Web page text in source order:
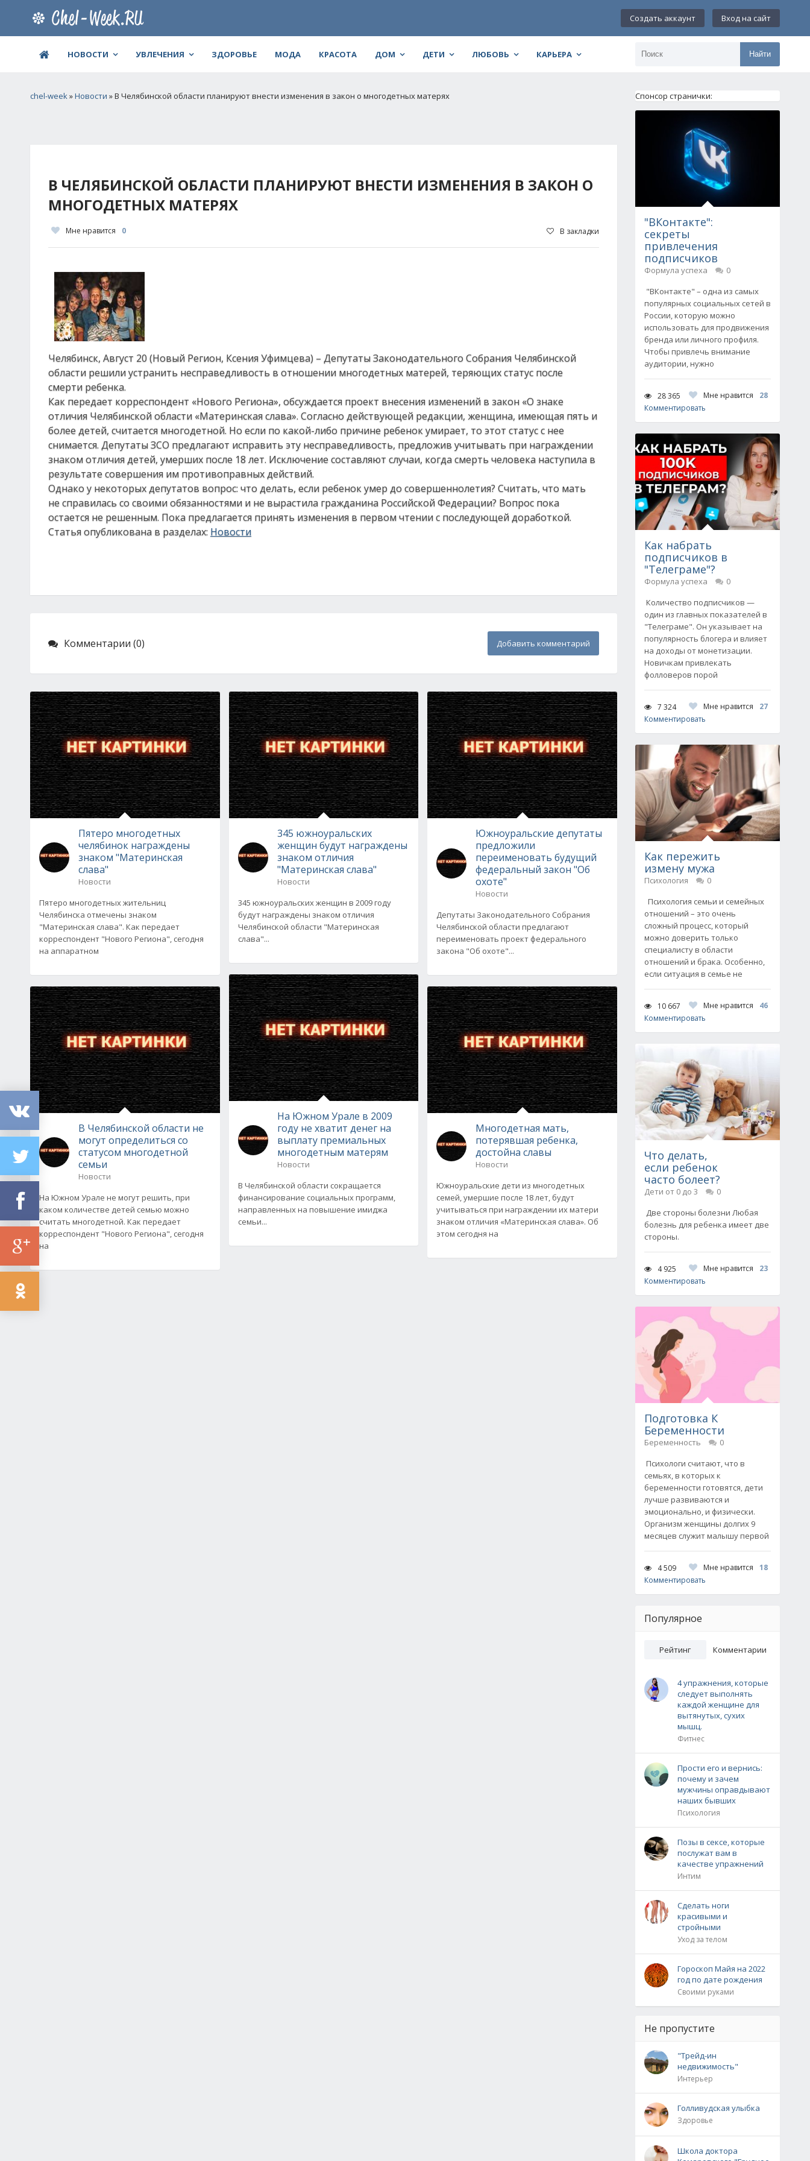
Создать аккаунт Вход на сайт
НОВОСТИ УВЛЕЧЕНИЯ ЗДОРОВЬЕ МОДА КРАСОТА ДОМ ДЕТИ ЛЮБОВЬ КАРЬЕРА Найти
chel-week»Новости » В Челябинской области планируют внести изменения в закон о многодетных матерях
В ЧЕЛЯБИНСКОЙ ОБЛАСТИ ПЛАНИРУЮТ ВНЕСТИ ИЗМЕНЕНИЯ В ЗАКОН О
МНОГОДЕТНЫХ МАТЕРЯХ
Мне нравится 0 В закладки
Челябинск, Август 20 (Новый Регион, Ксения Уфимцева) – Депутаты Законодательного Собрания Челябинской
области решили устранить несправедливость в отношении многодетных матерей, теряющих статус после
смерти ребенка.
Как передает корреспондент «Нового Региона», обсуждается проект внесения изменений в закон «О знаке
отличия Челябинской области «Материнская слава». Согласно действующей редакции, женщина, имеющая пять и
более детей, считается многодетной. Но если по какой-либо причине ребенок умирает, то этот статус с нее
снимается. Депутаты ЗСО предлагают исправить эту несправедливость, предложив учитывать при награждении
знаком отличия детей, умерших после 18 лет. Исключение составляют случаи, когда смерть человека наступила в
результате совершения им противоправных действий.
Однако у некоторых депутатов вопрос: что делать, если ребенок умер до совершеннолетия? Считать, что мать
не справилась со своими обязанностями и не вырастила гражданина Российской Федерации? Вопрос пока
остается не решенным. Пока предлагается принять изменения в первом чтении с последующей доработкой.
Статья опубликована в разделах: Новости
Комментарии (0) Добавить комментарий
Пятеро многодетных
челябинок награждены
знаком "Материнская
слава"
Новости
Пятеро многодетных жительниц
Челябинска отмечены знаком
"Материнская слава". Как передает
корреспондент "Нового Региона", сегодня
на аппаратном
В Челябинской области не
могут определиться со
статусом многодетной
семьи
Новости
На Южном Урале не могут решить, при
каком количестве детей семью можно
считать многодетной. Как передает
корреспондент "Нового Региона", сегодня
на
345 южноуральских
женщин будут награждены
знаком отличия
"Материнская слава"
Новости
345 южноуральских женщин в 2009 году
будут награждены знаком отличия
Челябинской области "Материнская
слава"...
На Южном Урале в 2009
году не хватит денег на
выплату премиальных
многодетным матерям
Новости
В Челябинской области сокращается
финансирование социальных программ,
направленных на повышение имиджа
семьи...
Южноуральские депутаты
предложили
переименовать будущий
федеральный закон "Об
охоте"
Новости
Депутаты Законодательного Собрания
Челябинской области предлагают
переименовать проект федерального
закона "Об охоте"...
Многодетная мать,
потерявшая ребенка,
достойна славы
Новости
Южноуральские дети из многодетных
семей, умершие после 18 лет, будут
учитываться при награждении их матери
знаком отличия «Материнская слава». Об
этом сегодня на
Спонсор странички:
"ВКонтакте":
секреты
привлечения
подписчиков
Формула успеха
0
"ВКонтакте" – одна из самых
популярных социальных сетей в
России, которую можно
использовать для продвижения
бренда или личного профиля.
Чтобы привлечь внимание
аудитории, нужно
28 365 Мне нравится
28
Комментировать
Как набрать
подписчиков в
"Телеграме"?
Формула успеха
0
Количество подписчиков —
один из главных показателей в
"Телеграме". Он указывает на
популярность блогера и влияет
на доходы от монетизации.
Новичкам привлекать
фолловеров порой
7 324 Мне нравится
27
Комментировать
Как пережить
измену мужа
Психология
0
Психология семьи и семейных
отношений – это очень
сложный процесс, который
можно доверить только
специалисту в области
отношений и брака. Особенно,
если ситуация в семье не
10 667 Мне нравится
46
Комментировать
Что делать,
если ребенок
часто болеет?
Дети от 0 до 3
0
Две стороны болезни Любая
болезнь для ребенка имеет две
стороны.
4 925 Мне нравится
23
Комментировать
Подготовка К
Беременности
Беременность
0
Психологи считают, что в
семьях, в которых к
беременности готовятся, дети
лучше развиваются и
эмоционально, и физически.
Организм женщины долгих 9
месяцев служит малышу первой
4 509 Мне нравится
18
Комментировать
Популярное
Рейтинг Комментарии
4 упражнения, которые
следует выполнять
каждой женщине для
вытянутых, сухих
мышц.
Фитнес
Прости его и вернись:
почему и зачем
мужчины оправдывают
наших бывших
Психология
Позы в сексе, которые
послужат вам в
качестве упражнений
Интим
Сделать ноги
красивыми и
стройными
Уход за телом
Гороскоп Майя на 2022
год по дате рождения
Своими руками
Не пропустите
"Трейд-ин
недвижимость"
Интерьер
Голливудская улыбка
Здоровье
Школа доктора